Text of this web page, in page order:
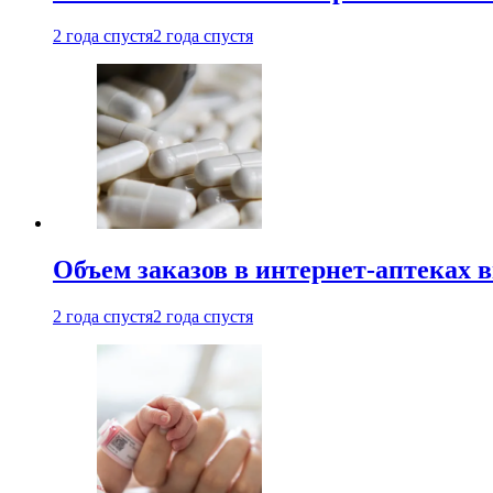
2 года спустя2 года спустя
Объем заказов в интернет-аптеках
2 года спустя2 года спустя